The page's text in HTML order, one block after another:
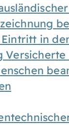
in
Versicherte